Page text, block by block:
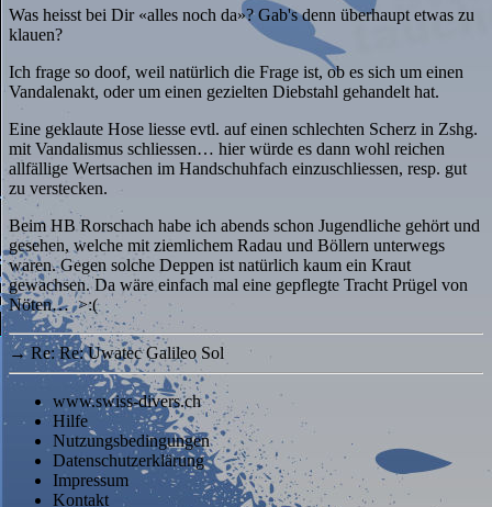
Was heisst bei Dir «alles noch da»? Gab's denn überhaupt etwas zu
klauen?
Ich frage so doof, weil natürlich die Frage ist, ob es sich um einen
Vandalenakt, oder um einen gezielten Diebstahl gehandelt hat.
Eine geklaute Hose liesse evtl. auf einen schlechten Scherz in Zshg.
mit Vandalismus schliessen… hier würde es dann wohl reichen
allfällige Wertsachen im Handschuhfach einzuschliessen, resp. gut
zu verstecken.
Beim HB Rorschach habe ich abends schon Jugendliche gehört und
gesehen, welche mit ziemlichem Radau und Böllern unterwegs
waren. Gegen solche Deppen ist natürlich kaum ein Kraut
gewachsen. Da wäre einfach mal eine gepflegte Tracht Prügel von
Nöten… >:(
→ Re: Re: Uwatec Galileo Sol
www.swiss-divers.ch
Hilfe
Nutzungsbedingungen
Datenschutzerklärung
Impressum
Kontakt